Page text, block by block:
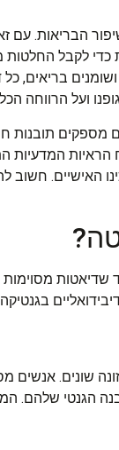
הבריאות.
לקבל
בריאים, כל
ועל הרווחה
תובנות
המדעיות
האישיים. חשוב
מסוימות
שונים. אנשים
הגנטי